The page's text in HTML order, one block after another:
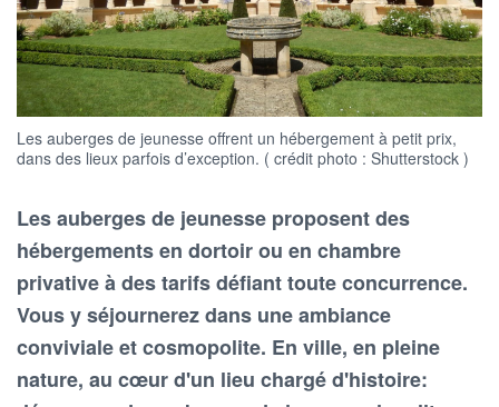
Les auberges de jeunesse offrent un hébergement à petit prix,
dans des lieux parfois d’exception. ( crédit photo : Shutterstock )
Les auberges de jeunesse proposent des
hébergements en dortoir ou en chambre
privative à des tarifs défiant toute concurrence.
Vous y séjournerez dans une ambiance
conviviale et cosmopolite. En ville, en pleine
nature, au cœur d'un lieu chargé d'histoire: